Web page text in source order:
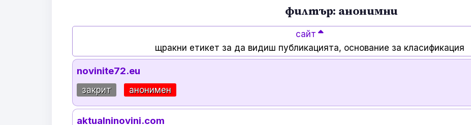
филтър: анонимни
сайт
щракни етикет за да видиш публикацията, основание за класификация
novinite72.eu
закрит анонимен
aktualninovini.com